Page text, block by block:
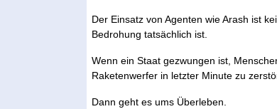
Der Einsatz von Agenten wie Arash ist
Bedrohung tatsächlich ist.
Wenn ein Staat gezwungen ist,
Raketenwerfer in letzter Minute zu
Dann geht es ums Überleben.